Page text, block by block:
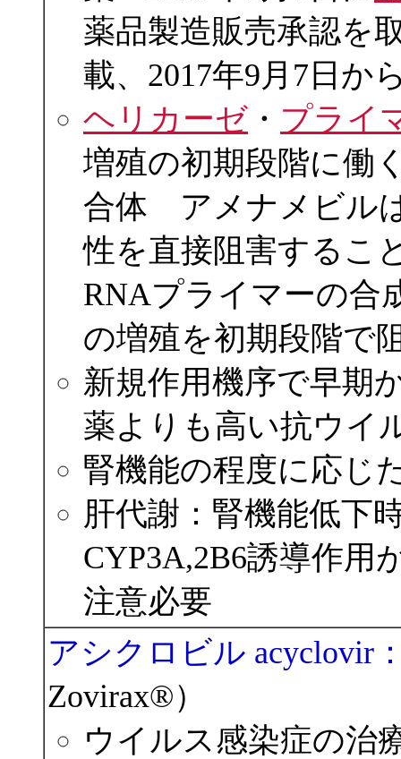
薬品製造販売承認を
載、2017年9月7日か
ヘリカーゼ ・ プライ
増殖の初期段階に働
合体 アメナメビル
性を直接阻害するこ
RNAプライマーの合
の増殖を初期段階で
新規作⽤機序で早期
薬よりも⾼い抗ウイ
腎機能の程度に応じ
肝代謝：腎機能低下
CYP3A,2B6誘導作用
注意必要
アシクロビル acyclovir
Zovirax®）
ウイルス感染症の治